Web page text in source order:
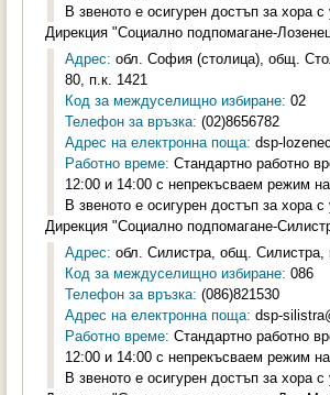
В звеното е осигурен достъп за хора
Дирекция "Социално подпомагане-
Адрес: обл. София (столица), общ.
80, п.к. 1421
Код за междуселищно избиране: 02
Телефон за връзка: (02)8656782
Адрес на електронна поща: dsp-
Работно време: Стандартно работно
12:00 и 14:00 с непрекъсваем режим
В звеното е осигурен достъп за хора
Дирекция "Социално подпомагане-
Адрес: обл. Силистра, общ.
Код за междуселищно избиране: 086
Телефон за връзка: (086)821530
Адрес на електронна поща: dsp-
Работно време: Стандартно работно
12:00 и 14:00 с непрекъсваем режим
В звеното е осигурен достъп за хора